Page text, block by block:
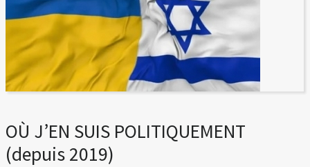
OÙ J’EN SUIS POLITIQUEMENT
(depuis 2019)